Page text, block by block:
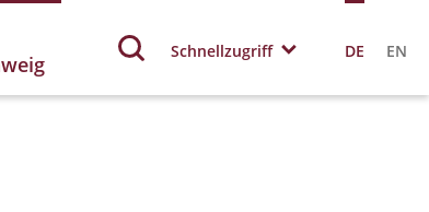
Schnellzugriff DE EN